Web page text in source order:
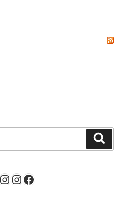
Instagram
Instagram
Facebook